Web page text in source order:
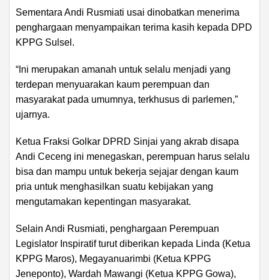
Sementara Andi Rusmiati usai dinobatkan menerima
penghargaan menyampaikan terima kasih kepada DPD
KPPG Sulsel.
“Ini merupakan amanah untuk selalu menjadi yang
terdepan menyuarakan kaum perempuan dan
masyarakat pada umumnya, terkhusus di parlemen,”
ujarnya.
Ketua Fraksi Golkar DPRD Sinjai yang akrab disapa
Andi Ceceng ini menegaskan, perempuan harus selalu
bisa dan mampu untuk bekerja sejajar dengan kaum
pria untuk menghasilkan suatu kebijakan yang
mengutamakan kepentingan masyarakat.
Selain Andi Rusmiati, penghargaan Perempuan
Legislator Inspiratif turut diberikan kepada Linda (Ketua
KPPG Maros), Megayanuarimbi (Ketua KPPG
Jeneponto), Wardah Mawangi (Ketua KPPG Gowa),